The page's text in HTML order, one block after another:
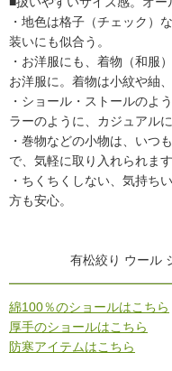
・地色は格子（チェック）
装いにも似合う。
・お洋服にも、着物（和服
お洋服に。着物は小紋や紬
・ショール・ストールのよ
ラーのように、カジュアル
・巻物などの小物は、いつ
で、気軽に取り入れられます
・ちくちくしない、気持ち
方も安心。
有松絞り ウール
綿100％のショールはこちら
厚手のショールはこちら
防寒アイテムはこちら